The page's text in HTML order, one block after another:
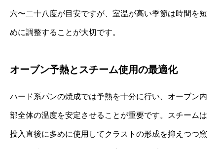
六〜二十八度が目安ですが、室温が高い季節は時間を短
めに調整することが大切です。
オーブン予熱とスチーム使用の最適化
ハード系パンの焼成では予熱を十分に行い、オーブン内
部全体の温度を安定させることが重要です。スチームは
投入直後に多めに使用してクラストの形成を抑えつつ窯